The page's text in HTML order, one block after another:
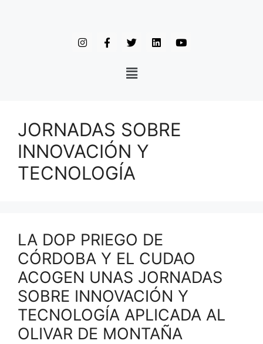
JORNADAS SOBRE
INNOVACIÓN Y
TECNOLOGÍA
LA DOP PRIEGO DE
CÓRDOBA Y EL CUDAO
ACOGEN UNAS JORNADAS
SOBRE INNOVACIÓN Y
TECNOLOGÍA APLICADA AL
OLIVAR DE MONTAÑA